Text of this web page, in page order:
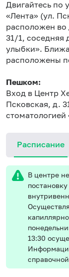
Двигайтесь по
«Лента» (ул.
расположен во
31/1, соседняя
улыбки».
расположены
Пешком:
Вход в Центр
Псковская, д.
Расписание
В центре
13:30